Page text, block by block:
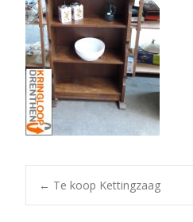
Post
← Te koop Kettingzaag